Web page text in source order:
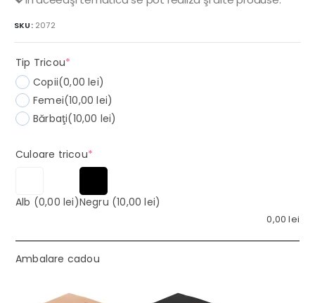
SKU: 2072
Tip Tricou*
Copii(0,00 lei)
Femei(10,00 lei)
Bărbaţi(10,00 lei)
Culoare tricou*(required)
Alb (0,00 lei)Negru (10,00 lei)
0,00lei
Ambalare cadou